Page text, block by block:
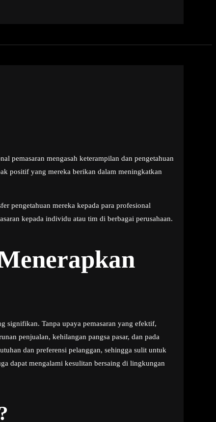
pemasaran mengasah keterampilan dan pengetahuan
positif yang mereka berikan dalam meningkatkan
pengetahuan mereka kepada para profesional
kepada individu atau tim di berbagai perusahaan.
signifikan. Tanpa upaya pemasaran yang efektif,
penjualan, kehilangan pangsa pasar, dan pada
dan preferensi pelanggan, sehingga sulit untuk
dapat mengalami kesulitan bersaing di lingkungan